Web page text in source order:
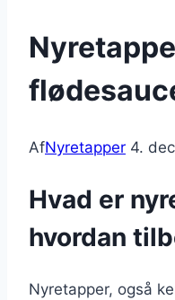
AfNyretapper 4.
Hvad er
hvordan
Nyretapper, også